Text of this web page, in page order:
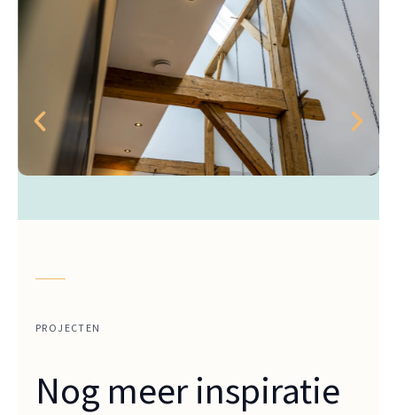
PROJECTEN
Nog meer inspiratie